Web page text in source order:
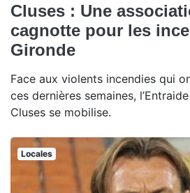
Cluses : Une
cagnotte pour les
Gironde
Face aux violents incendies qui
ces dernières semaines,
Cluses se mobilise.
Locales